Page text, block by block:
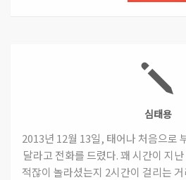
심태용
2013년 12월 13일, 태어나 처음으로
달라고 전화를 드렸다. 꽤 시간이 지
적잖이 놀라셨는지 2시간이 걸리는